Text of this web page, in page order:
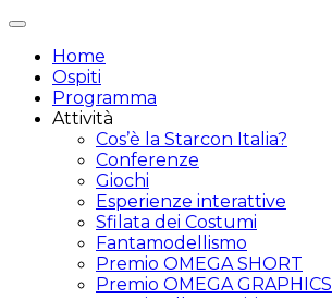
Attiva/disattiva
navigazione
Home
Ospiti
Programma
Attività
Cos’è la Starcon Italia?
Conferenze
Giochi
Esperienze interattive
Sfilata dei Costumi
Fantamodellismo
Premio OMEGA SHORT
Premio OMEGA GRAPHICS